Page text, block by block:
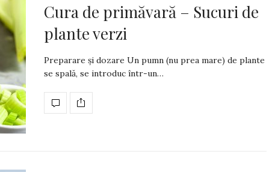
Cura de primăvară – Sucuri de
plante verzi
Preparare și dozare Un pumn (nu prea mare) de plante
se spală, se introduc într-un…